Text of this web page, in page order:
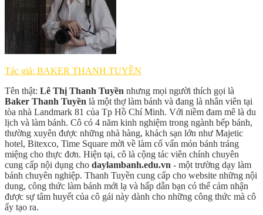
Tác giả: BAKER THANH TUYỀN
Tên thật: Lê Thị Thanh Tuyền nhưng mọi người thích gọi là
Baker Thanh Tuyền là một thợ làm bánh và đang là nhân viên tại
tòa nhà Landmark 81 của Tp Hồ Chí Minh. Với niềm đam mê là du
lịch và làm bánh. Cô có 4 năm kinh nghiệm trong ngành bếp bánh,
thường xuyên được những nhà hàng, khách sạn lớn như Majetic
hotel, Bitexco, Time Square mời về làm cố vấn món bánh tráng
miệng cho thực đơn. Hiện tại, cô là cộng tác viên chính chuyên
cung cấp nội dụng cho daylambanh.edu.vn - một trường dạy làm
bánh chuyên nghiệp. Thanh Tuyền cung cấp cho website những nội
dung, công thức làm bánh mới lạ và hấp dẫn bạn có thể cảm nhận
được sự tâm huyết của cô gái này dành cho những công thức mà cô
ấy tạo ra.